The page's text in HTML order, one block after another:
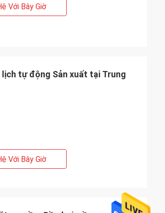
Với Bây Giờ
tự động Sản xuất tại Trung
Với Bây Giờ